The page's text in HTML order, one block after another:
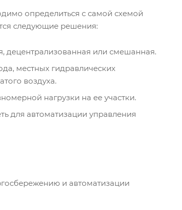
определиться с самой схемой
следующие решения:
децентрализованная или смешанная.
местных гидравлических
воздуха.
нагрузки на ее участки.
для автоматизации управления
и автоматизации